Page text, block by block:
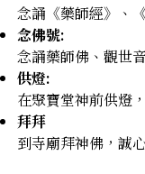
念誦《藥師經》、
念佛號:
念誦藥師佛、觀世
供燈:
在聚寶堂神前供燈
拜拜
到寺廟拜神佛，誠